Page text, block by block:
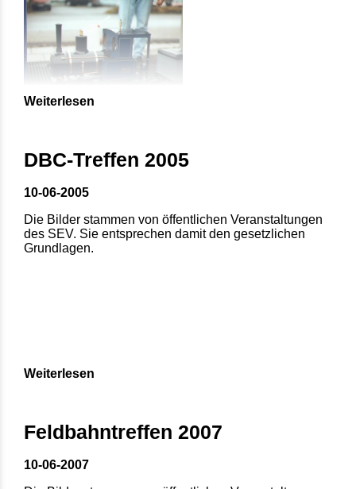
Weiterlesen
DBC-Treffen 2005
10-06-2005
Die Bilder stammen von öffentlichen Veranstaltungen
des SEV. Sie entsprechen damit den gesetzlichen
Grundlagen.
Weiterlesen
Feldbahntreffen 2007
10-06-2007